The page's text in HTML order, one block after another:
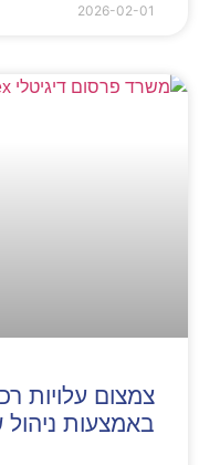
2026-02-01
צמצום עלויות
באמצעות ניהול